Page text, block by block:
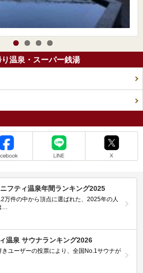
温泉・スーパー銭湯
フティ温泉年間ランキング2025
万件の中から頂点に選ばれた、2025年の人
…
温泉 サウナランキング2026
きユーザーの投票により、全国No.1サウナが